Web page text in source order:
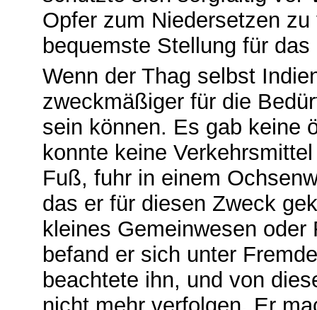
Opfer zum Niedersetzen
bequemste Stellung für
Wenn der Thag selbst
zweckmäßiger für die
sein können. Es gab keine
konnte keine
Fuß, fuhr in einem
das er für diesen Zweck
kleines Gemeinwesen
befand er sich unter
beachtete ihn, und von
nicht mehr verfolgen. Er